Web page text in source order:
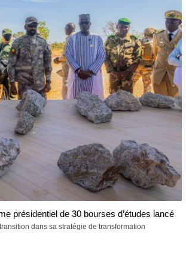
présidentiel de 30 bourses d’études lancé
dans sa stratégie de transformation